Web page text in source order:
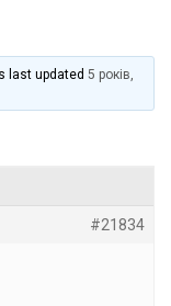
last updated5 років,
#21834